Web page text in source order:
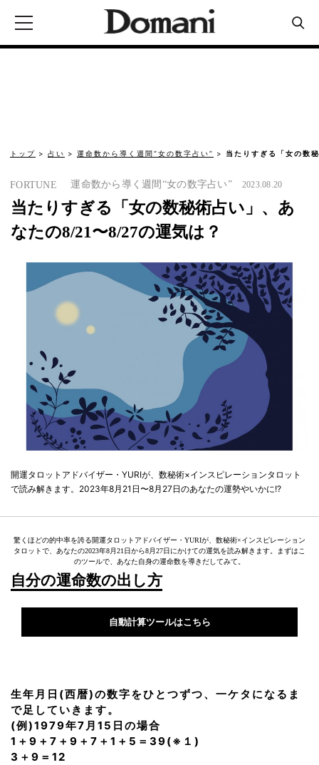
トップ 占い 運命数から導く週間“女の数字占い” 当たりすぎる「女の
FORTUNE 運命数から導く週間“女の数字占い” 2023.08.20
当たりすぎる「女の数秘術占い」、あ
なたの8/21〜8/27の運気は？
開運タロットアドバイザー・YURIが、数秘術×インスピレーションタロット
で読み解きます。2023年8月21日〜8月27日のあなたの運勢やいかに!?
驚くほどの的中率を誇る開運タロットアドバイザー・YURIが、数秘術×インスピレーション
タロットで、あなたの2023年8月21日から8月27日にかけての運気を読み解きます。まずはこ
のツールで、あなた自身の運命数を導きだしてみて。
自分の運命数の出し方
自動計算ツールはこちら
生年月日(西暦)の数字をひとつずつ、一ケタになるま
で足していきます。
(例)1979年7月15日の場合
1＋9＋7＋9＋7＋1＋5＝39(※１)
3＋9＝12